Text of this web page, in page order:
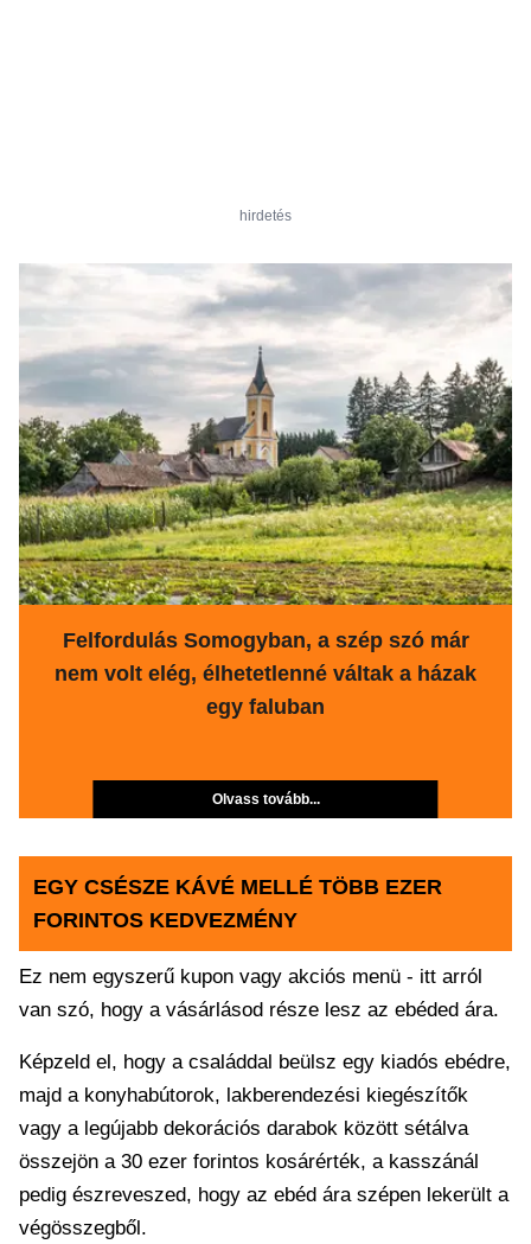
hirdetés
Felfordulás Somogyban, a szép szó már
nem volt elég, élhetetlenné váltak a házak
egy faluban
Olvass tovább...
EGY CSÉSZE KÁVÉ MELLÉ TÖBB EZER
FORINTOS KEDVEZMÉNY
Ez nem egyszerű kupon vagy akciós menü - itt arról
van szó, hogy a vásárlásod része lesz az ebéded ára.
Képzeld el, hogy a családdal beülsz egy kiadós ebédre,
majd a konyhabútorok, lakberendezési kiegészítők
vagy a legújabb dekorációs darabok között sétálva
összejön a 30 ezer forintos kosárérték, a kasszánál
pedig észreveszed, hogy az ebéd ára szépen lekerült a
végösszegből.